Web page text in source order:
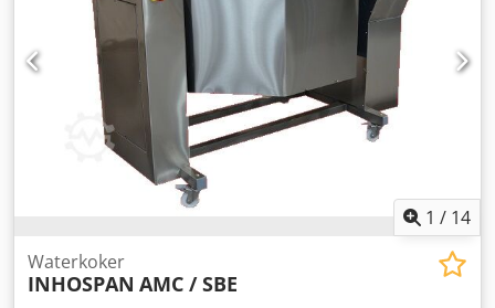
1 / 14
Waterkoker
INHOSPAN AMC / SBE